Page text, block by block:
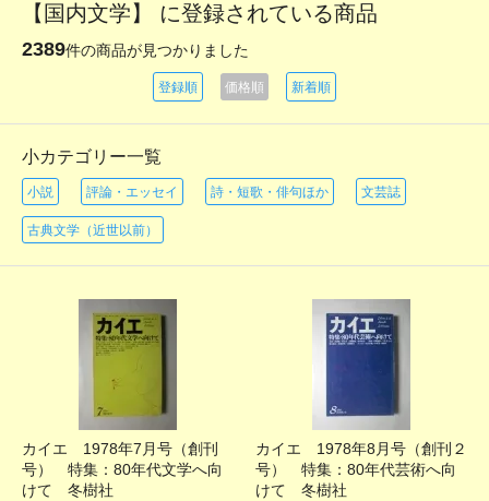
【国内文学】 に登録されている商品
2389件の商品が見つかりました
登録順 価格順 新着順
小カテゴリー一覧
小説 評論・エッセイ 詩・短歌・俳句ほか 文芸誌
古典文学（近世以前）
カイエ 1978年7月号（創刊
号） 特集：80年代文学へ向
けて 冬樹社
カイエ 1978年8月号（創刊２
号） 特集：80年代芸術へ向
けて 冬樹社